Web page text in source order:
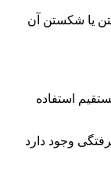
یا شکستن آن
استفاده
وجود دارد